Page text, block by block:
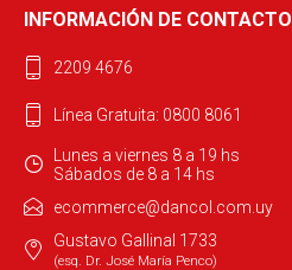
INFORMACIÓN DE CONTACTO
2209 4676
Línea Gratuita: 0800 8061
Lunes a viernes 8 a 19 hs
Sábados de 8 a 14 hs
ecommerce@dancol.com.uy
Gustavo Gallinal 1733
(esq. Dr. José María Penco)